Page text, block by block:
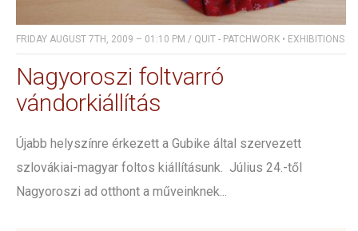
FRIDAY AUGUST 7TH, 2009 – 01:10 PM / QUIT - PATCHWORK • EXHIBITIONS
Nagyoroszi foltvarró
vándorkiállítás
Újabb helyszínre érkezett a Gubike által szervezett
szlovákiai-magyar foltos kiállításunk. Július 24.-től
Nagyoroszi ad otthont a műveinknek...